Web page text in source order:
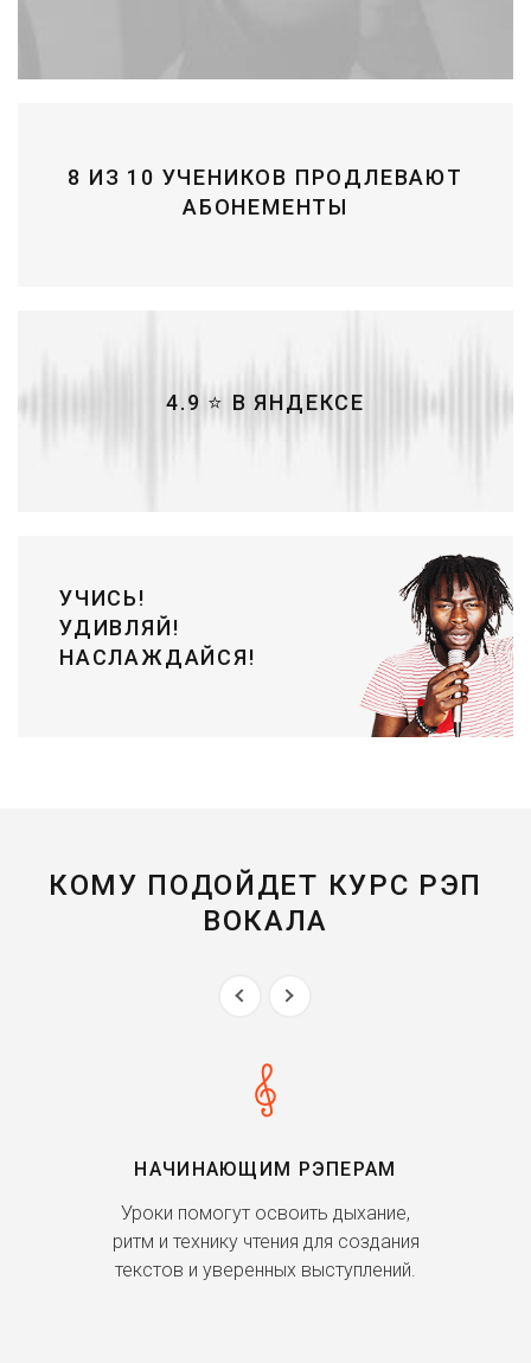
8 ИЗ 10 УЧЕНИКОВ ПРОДЛЕВАЮТ
АБОНЕМЕНТЫ
4.9 ⭐ В ЯНДЕКСЕ
УЧИСЬ!
УДИВЛЯЙ!
НАСЛАЖДАЙСЯ!
КОМУ ПОДОЙДЕТ КУРС РЭП
ВОКАЛА
НАЧИНАЮЩИМ РЭПЕРАМ
Уроки помогут освоить дыхание,
ритм и технику чтения для создания
текстов и уверенных выступлений.